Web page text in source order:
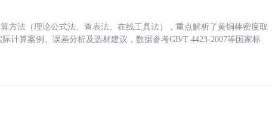
方法（理论公式法、查表法、在线工具法），重点解析了黄铜棒密度取
计算案例、误差分析及选材建议，数据参考GB/T 4423-2007等国家标